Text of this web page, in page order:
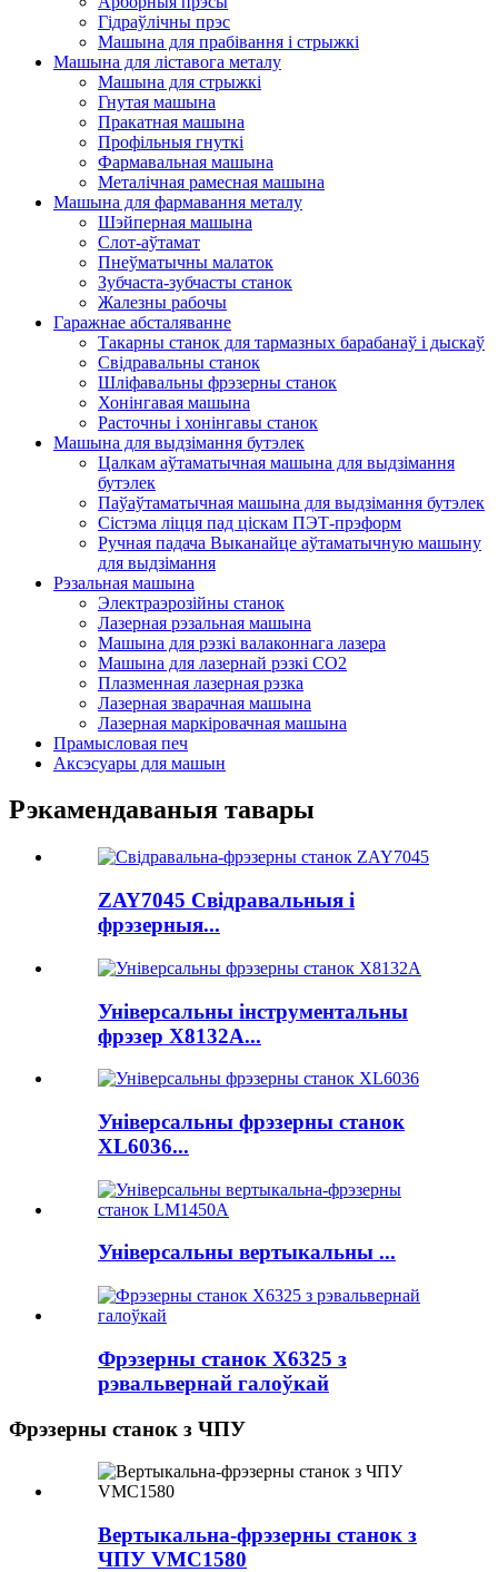
Гідраўлічны прэс
Машына для прабівання і стрыжкі
Машына для ліставога металу
Машына для стрыжкі
Гнутая машына
Пракатная машына
Профільныя гнуткі
Фармавальная машына
Металічная рамесная машына
Машына для фармавання металу
Шэйперная машына
Слот-аўтамат
Пнеўматычны малаток
Зубчаста-зубчасты станок
Жалезны рабочы
Гаражнае абсталяванне
Такарны станок для тармазных барабанаў і дыскаў
Свідравальны станок
Шліфавальны фрэзерны станок
Хонінгавая машына
Расточны і хонінгавы станок
Машына для выдзімання бутэлек
Цалкам аўтаматычная машына для выдзімання
бутэлек
Паўаўтаматычная машына для выдзімання бутэлек
Сістэма ліцця пад ціскам ПЭТ-прэформ
Ручная падача Выканайце аўтаматычную машыну
для выдзімання
Рэзальная машына
Электраэрозійны станок
Лазерная рэзальная машына
Машына для рэзкі валаконнага лазера
Машына для лазернай рэзкі CO2
Плазменная лазерная рэзка
Лазерная зварачная машына
Лазерная маркіровачная машына
Прамысловая печ
Аксэсуары для машын
Рэкамендаваныя тавары
ZAY7045 Свідравальныя і
фрэзерныя...
Універсальны інструментальны
фрэзер X8132A...
Універсальны фрэзерны станок
XL6036...
Універсальны вертыкальны ...
Фрэзерны станок X6325 з
рэвальвернай галоўкай
Фрэзерны станок з ЧПУ
Вертыкальна-фрэзерны станок з
ЧПУ VMC1580